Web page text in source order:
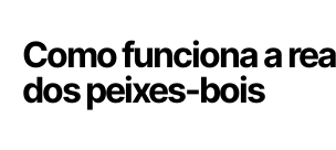
Como funciona a
dos peixes-bois